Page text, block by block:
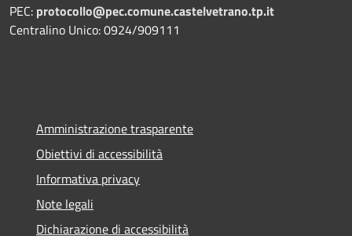
PEC: protocollo@pec.comune.castelvetrano.tp.it
Centralino Unico: 0924/909111
Amministrazione trasparente
Obiettivi di accessibilità
Informativa privacy
Note legali
Dichiarazione di accessibilità